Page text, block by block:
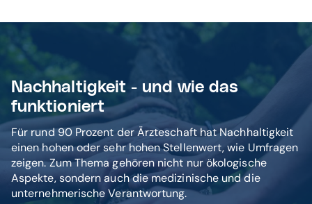
Nachhaltigkeit - und wie das
funktioniert
Für rund 90 Prozent der Ärzteschaft hat Nachhaltigkeit
einen hohen oder sehr hohen Stellenwert, wie Umfragen
zeigen. Zum Thema gehören nicht nur ökologische
Aspekte, sondern auch die medizinische und die
unternehmerische Verantwortung.